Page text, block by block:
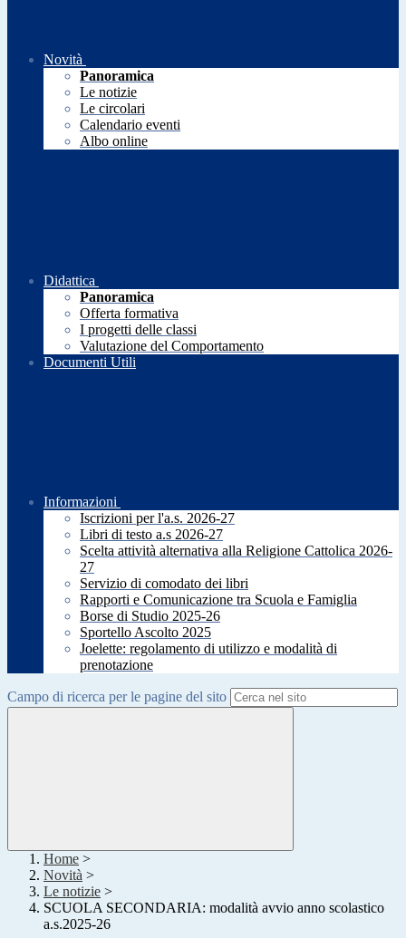
Novità
Panoramica
Le notizie
Le circolari
Calendario eventi
Albo online
Didattica
Panoramica
Offerta formativa
I progetti delle classi
Valutazione del Comportamento
Documenti Utili
Informazioni
Iscrizioni per l'a.s. 2026-27
Libri di testo a.s 2026-27
Scelta attività alternativa alla Religione Cattolica 2026-
27
Servizio di comodato dei libri
Rapporti e Comunicazione tra Scuola e Famiglia
Borse di Studio 2025-26
Sportello Ascolto 2025
Joelette: regolamento di utilizzo e modalità di
prenotazione
Campo di ricerca per le pagine del sito
Home >
Novità >
Le notizie >
SCUOLA SECONDARIA: modalità avvio anno scolastico
a.s.2025-26